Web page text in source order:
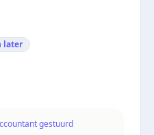
later
gestuurd